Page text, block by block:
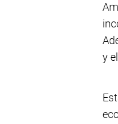
y